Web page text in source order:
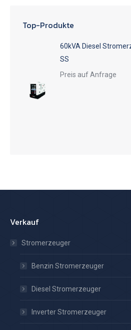
Top-Produkte
60kVA Diesel
SS
Preis auf Anfrage
Verkauf
Stromerzeuger
Benzin Stromerzeuger
Diesel Stromerzeuger
Inverter Stromerzeuger